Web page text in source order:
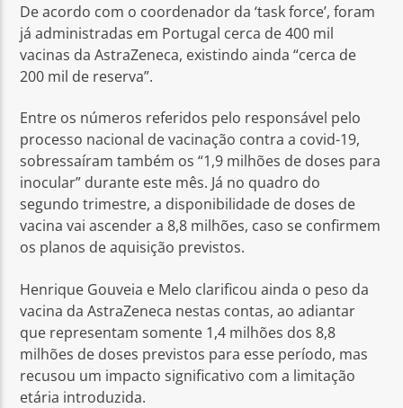
De acordo com o coordenador da ‘task force’, foram
já administradas em Portugal cerca de 400 mil
vacinas da AstraZeneca, existindo ainda “cerca de
200 mil de reserva”.
Entre os números referidos pelo responsável pelo
processo nacional de vacinação contra a covid-19,
sobressaíram também os “1,9 milhões de doses para
inocular” durante este mês. Já no quadro do
segundo trimestre, a disponibilidade de doses de
vacina vai ascender a 8,8 milhões, caso se confirmem
os planos de aquisição previstos.
Henrique Gouveia e Melo clarificou ainda o peso da
vacina da AstraZeneca nestas contas, ao adiantar
que representam somente 1,4 milhões dos 8,8
milhões de doses previstos para esse período, mas
recusou um impacto significativo com a limitação
etária introduzida.